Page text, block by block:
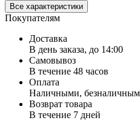
Все характеристики
Покупателям
Доставка
В день заказа, до 14:00
Самовывоз
В течение 48 часов
Оплата
Наличными, безналичным
Возврат товара
В течение 7 дней